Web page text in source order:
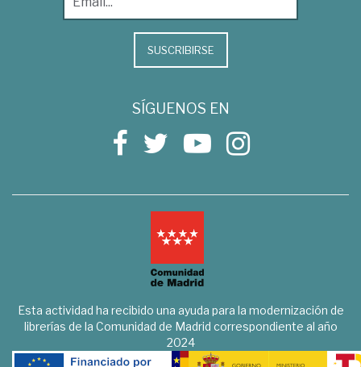
SUSCRIBIRSE
SÍGUENOS EN
Esta actividad ha recibido una ayuda para la modernización de
librerías de la Comunidad de Madrid correspondiente al año
2024